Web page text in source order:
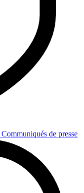
Communiqués de presse